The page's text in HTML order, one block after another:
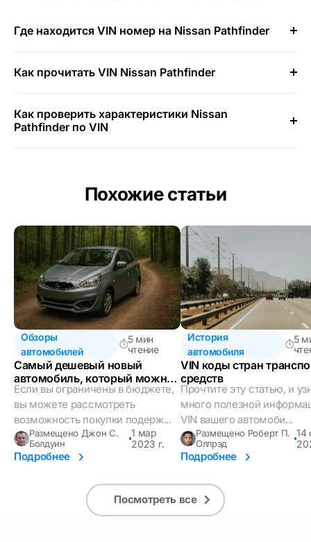
Где находится VIN номер на Nissan Pathfinder
Как прочитать VIN Nissan Pathfinder
Как проверить характеристики Nissan
Pathfinder по VIN
Похожие статьи
Обзоры
автомобилей
5 мин
чтение
Самый дешевый новый
автомобиль, который можно
купить в 2023 году
Если вы ограничены в бюджете,
вы можете рассмотреть
возможность покупки подерж...
Размещено Джон С.
Болдуин
1 мар
2023 г.
Подробнее
История
автомобиля
5
VIN коды стран
средств
Прочтите эту статью, и
много полезной
VIN вашего автомоби...
Размещено Роберт П.
Оллрэд
14
Подробнее
Посмотреть все